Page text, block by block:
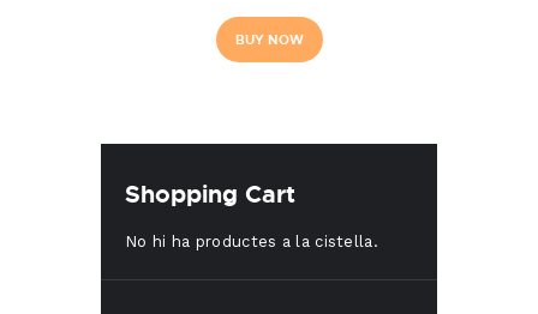
BUY NOW
Shopping Cart
No hi ha productes a la cistella.